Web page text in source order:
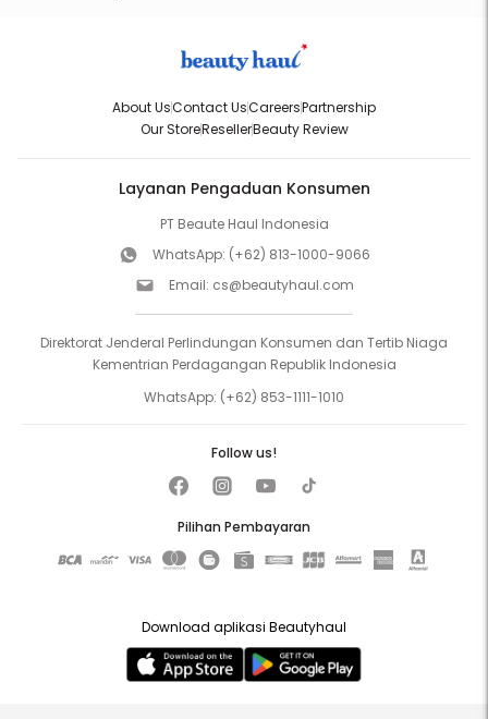
About UsContact UsCareersPartnership
Our StoreResellerBeauty Review
Layanan Pengaduan Konsumen
PT Beaute Haul Indonesia
WhatsApp: (+62) 813-1000-9066
Email: cs@beautyhaul.com
Direktorat Jenderal Perlindungan Konsumen dan Tertib Niaga
Kementrian Perdagangan Republik Indonesia
WhatsApp: (+62) 853-1111-1010
Pilihan Pembayaran
Follow us!
Download aplikasi Beautyhaul